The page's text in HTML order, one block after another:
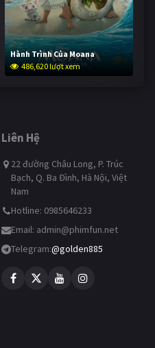
Hành Trình Của Moana
486,620 lượt xem
Liên Hệ
22 đường Châu Long, P. Trúc
Bạch, Q. Ba Đình, Hà Nội, Việt
Nam
Hotline: 0985646233
Email: admin@phimfun.net
Telegram:@golden885